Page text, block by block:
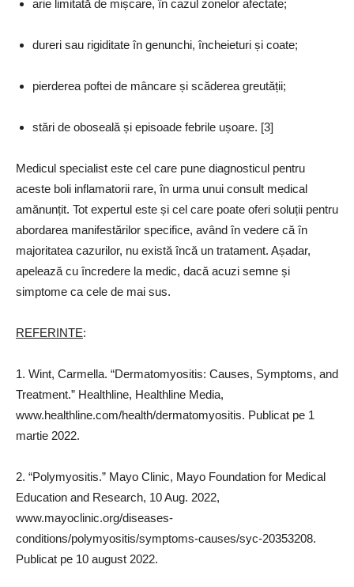
arie limitată de mișcare, în cazul zonelor afectate;
dureri sau rigiditate în genunchi, încheieturi și coate;
pierderea poftei de mâncare și scăderea greutății;
stări de oboseală și episoade febrile ușoare. [3]
Medicul specialist este cel care pune diagnosticul pentru
aceste boli inflamatorii rare, în urma unui consult medical
amănunțit. Tot expertul este și cel care poate oferi soluții pentru
abordarea manifestărilor specifice, având în vedere că în
majoritatea cazurilor, nu există încă un tratament. Așadar,
apelează cu încredere la medic, dacă acuzi semne și
simptome ca cele de mai sus.
REFERINTE:
1. Wint, Carmella. “Dermatomyositis: Causes, Symptoms, and
Treatment.” Healthline, Healthline Media,
www.healthline.com/health/dermatomyositis. Publicat pe 1
martie 2022.
2. “Polymyositis.” Mayo Clinic, Mayo Foundation for Medical
Education and Research, 10 Aug. 2022,
www.mayoclinic.org/diseases-
conditions/polymyositis/symptoms-causes/syc-20353208.
Publicat pe 10 august 2022.